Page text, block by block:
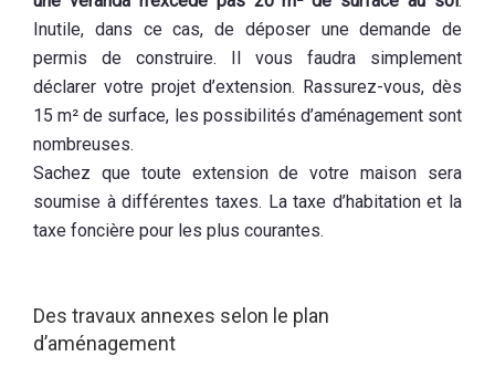
Inutile, dans ce cas, de déposer une demande de
permis de construire. Il vous faudra simplement
déclarer votre projet d’extension. Rassurez-vous, dès
15 m² de surface, les possibilités d’aménagement sont
nombreuses.
Sachez que toute extension de votre maison sera
soumise à différentes taxes. La taxe d’habitation et la
taxe foncière pour les plus courantes.
Des travaux annexes selon le plan
d’aménagement